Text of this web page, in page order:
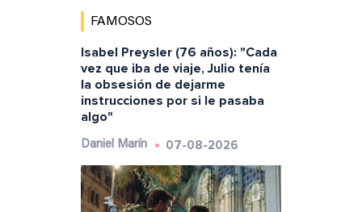
FAMOSOS
Isabel Preysler (76 años): "Cada
vez que iba de viaje, Julio tenía
la obsesión de dejarme
instrucciones por si le pasaba
algo"
Daniel Marín 07-08-2026